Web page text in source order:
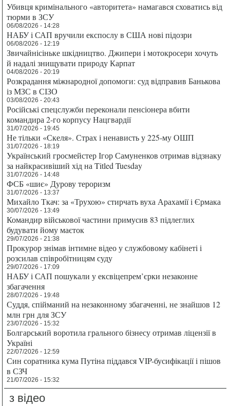
Убивця кримінального «авторитета» намагався сховатись від
тюрми в ЗСУ
06/08/2026 - 14:28
НАБУ і САП вручили експослу в США нові підозри
06/08/2026 - 12:19
Звичайнісіньке шкідництво. Джипери і мотокросери хочуть
й надалі знищувати природу Карпат
04/08/2026 - 20:19
Розкрадання міжнародної допомоги: суд відправив Банькова
із МЗС в СІЗО
03/08/2026 - 20:43
Російські спецслужби переконали пенсіонера вбити
командира 2-го корпусу Нацгвардії
31/07/2026 - 19:45
Не тільки «Скеля». Страх і ненависть у 225-му ОШП
31/07/2026 - 18:19
Український гросмейстер Ігор Самуненков отримав відзнаку
за найкрасивіший хід на Titled Tuesday
31/07/2026 - 14:48
ФСБ «шиє» Дурову тероризм
31/07/2026 - 13:37
Михайло Ткач: за «Трухою» стирчать вуха Арахамії і Єрмака
30/07/2026 - 13:49
Командир військової частини примусив 83 підлеглих
будувати йому маєток
29/07/2026 - 21:38
Прокурор знімав інтимне відео у службовому кабінеті і
розсилав співробітницям суду
29/07/2026 - 17:09
НАБУ і САП пошукали у ексвіцепрем’єрки незаконне
збагачення
28/07/2026 - 19:48
Суддя, спійманий на незаконному збагаченні, не знайшов 12
млн грн для ЗСУ
23/07/2026 - 15:32
Болгарський воротила грального бізнесу отримав ліцензії в
Україні
22/07/2026 - 12:59
Син соратника кума Путіна піддався VIP-бусифікації і пішов
в СЗЧ
21/07/2026 - 15:32
з відео